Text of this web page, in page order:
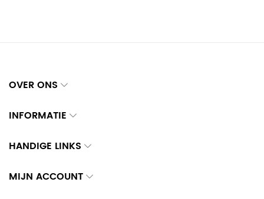
OVER ONS
INFORMATIE
HANDIGE LINKS
MIJN ACCOUNT